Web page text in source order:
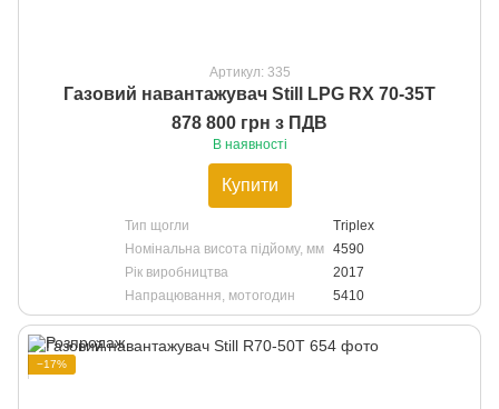
Артикул: 335
Газовий навантажувач Still LPG RX 70-35T
878 800 грн з ПДВ
В наявності
Купити
Тип щогли
Triplex
Номінальна висота підйому, мм 4590
Рік виробництва
2017
Напрацювання, мотогодин
5410
−17%